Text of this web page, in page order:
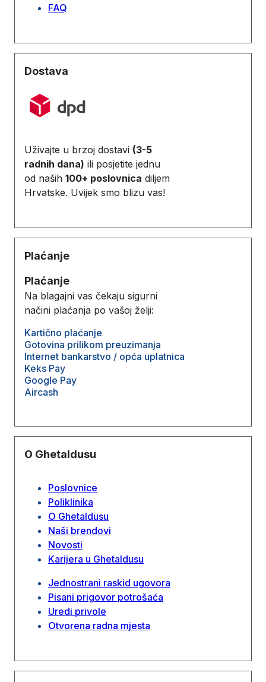
FAQ
Dostava
Uživajte u brzoj dostavi (3-5
radnih dana) ili posjetite jednu
od naših 100+ poslovnica diljem
Hrvatske. Uvijek smo blizu vas!
Plaćanje
Plaćanje
Na blagajni vas čekaju sigurni
načini plaćanja po vašoj želji:
Kartično plaćanje
Gotovina prilikom preuzimanja
Internet bankarstvo / opća uplatnica
Keks Pay
Google Pay
Aircash
O Ghetaldusu
Poslovnice
Poliklinika
O Ghetaldusu
Naši brendovi
Novosti
Karijera u Ghetaldusu
Jednostrani raskid ugovora
Pisani prigovor potrošaća
Uredi privole
Otvorena radna mjesta